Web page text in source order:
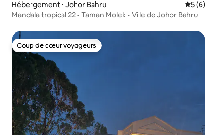
Hébergement ⋅ Johor Bahru
5 (6)
Mandala tropical 22 • Taman Molek • Ville de Johor Bahru
Coup de cœur voyageurs
Coup de cœur voyageurs